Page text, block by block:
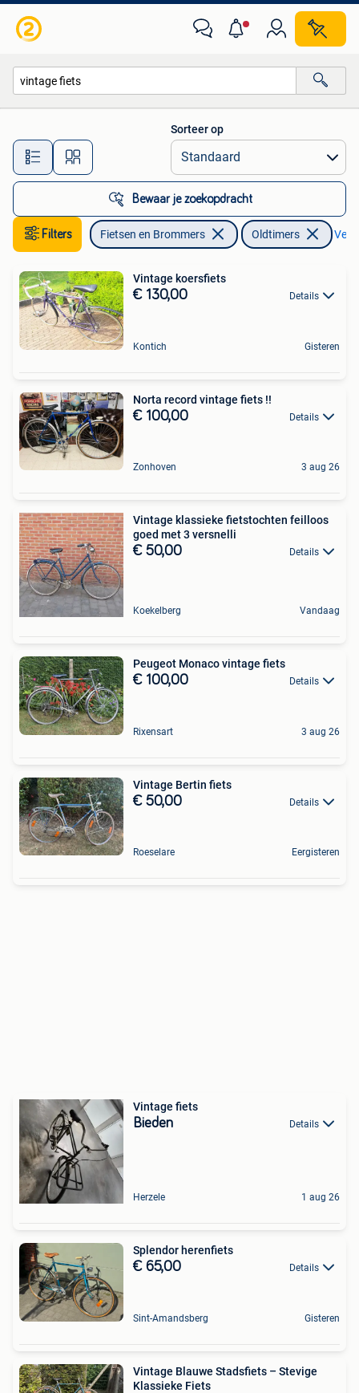
Alle afstanden…
Sorteer op
Bewaar je zoekopdracht
Filters Fietsen en Brommers Oldtimers
Vintage koersfiets
€ 130,00 Details
Kontich Gisteren
Norta record vintage fiets !!
€ 100,00 Details
Zonhoven 3 aug 26
Vintage klassieke fietstochten feilloos
goed met 3 versnelli
€ 50,00 Details
Koekelberg Vandaag
Peugeot Monaco vintage fiets
€ 100,00 Details
Rixensart 3 aug 26
Vintage Bertin fiets
€ 50,00 Details
Roeselare Eergisteren
Vintage fiets
Bieden Details
Herzele 1 aug 26
Splendor herenfiets
€ 65,00 Details
Sint-Amandsberg Gisteren
Vintage Blauwe Stadsfiets – Stevige
Klassieke Fiets